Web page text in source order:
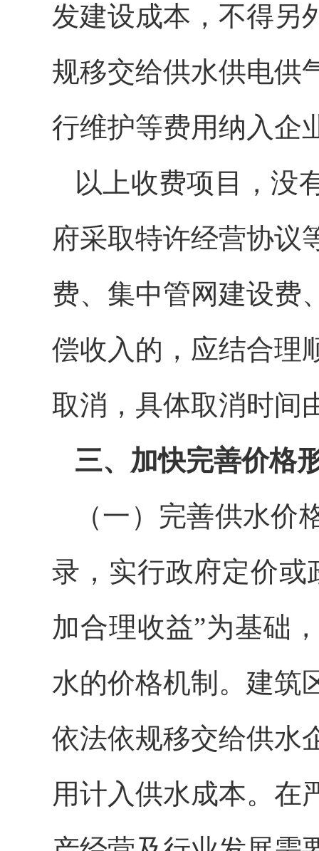
发建设成本，不得另
规移交给供水供电供
行维护等费用纳入企
以上收费项目，没
府采取特许经营协议
费、集中管网建设费
偿收入的，应结合理
取消，具体取消时间
三、加快完善价格
（一）完善供水价
录，实行政府定价或
加合理收益”为基础
水的价格机制。建筑
依法依规移交给供水
用计入供水成本。在